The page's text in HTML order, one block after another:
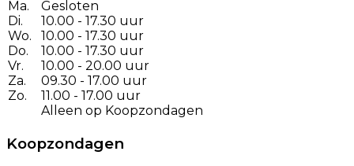
Ma.
Di.
Wo.
Do.
Vr.
Za.
Zo.
Gesloten
10.00 - 17.30 uur
10.00 - 17.30 uur
10.00 - 17.30 uur
10.00 - 20.00 uur
09.30 - 17.00 uur
11.00 - 17.00 uur
Alleen op Koopzondagen
Koopzondagen